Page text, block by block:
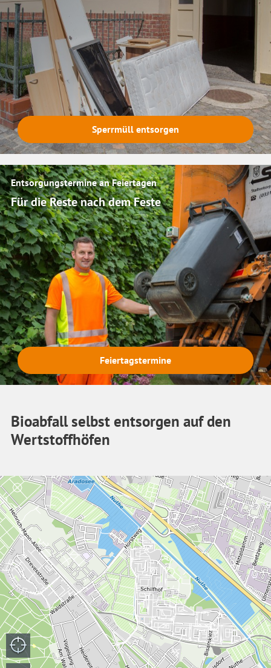
Sperrmüll entsorgen
Entsorgungstermine an Feiertagen
Für die Reste nach dem Feste
Feiertagstermine
Bioabfall selbst entsorgen auf den
Wertstoffhöfen